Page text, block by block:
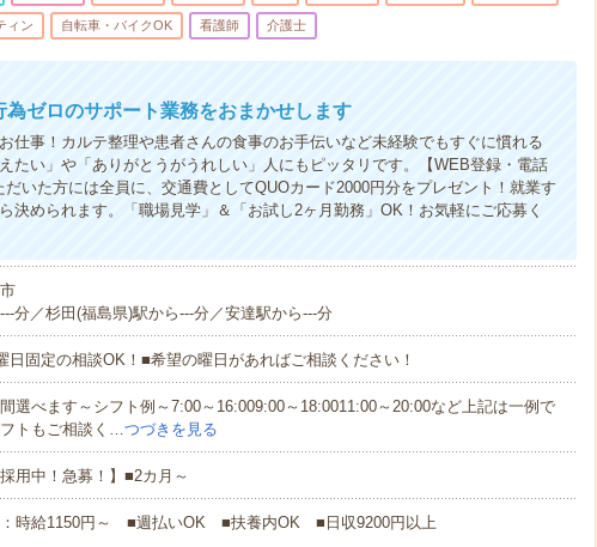
ィン 自転車・バイクOK 看護師 介護士
ゼロのサポート業務をおまかせします
仕事！カルテ整理や患者さんの食事のお手伝いなど未経験でもすぐに慣れる
たい」や「ありがとうがうれしい」人にもピッタリです。【WEB登録・電話
いた方には全員に、交通費としてQUOカード2000円分をプレゼント！就業す
決められます。「職場見学」＆「お試し2ヶ月勤務」OK！お気軽にご応募く
分／杉田(福島県)駅から---分／安達駅から---分
日固定の相談OK！■希望の曜日があればご相談ください！
選べます～シフト例～7:00～16:009:00～18:0011:00～20:00など上記は一例で
トもご相談く…つづきを見る
採用中！急募！】■2カ月～
：時給1150円～ ■週払いOK ■扶養内OK ■日収9200円以上